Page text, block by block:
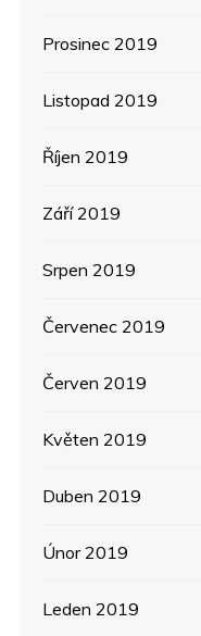
Prosinec 2019
Listopad 2019
Říjen 2019
Září 2019
Srpen 2019
Červenec 2019
Červen 2019
Květen 2019
Duben 2019
Únor 2019
Leden 2019